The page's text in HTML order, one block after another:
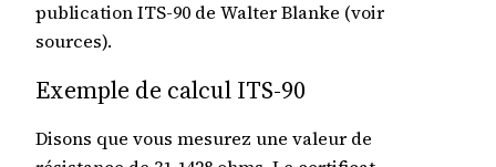
publication ITS-90 de Walter Blanke (voir
sources).
Exemple de calcul ITS-90
Disons que vous mesurez une valeur de